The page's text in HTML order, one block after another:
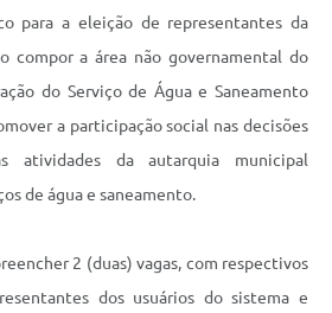
para a eleição de representantes da
compor a área não governamental do
do Serviço de Água e Saneamento
a participação social nas decisões
atividades da autarquia municipal
de água e saneamento.
2 (duas) vagas, com respectivos
dos usuários do sistema e